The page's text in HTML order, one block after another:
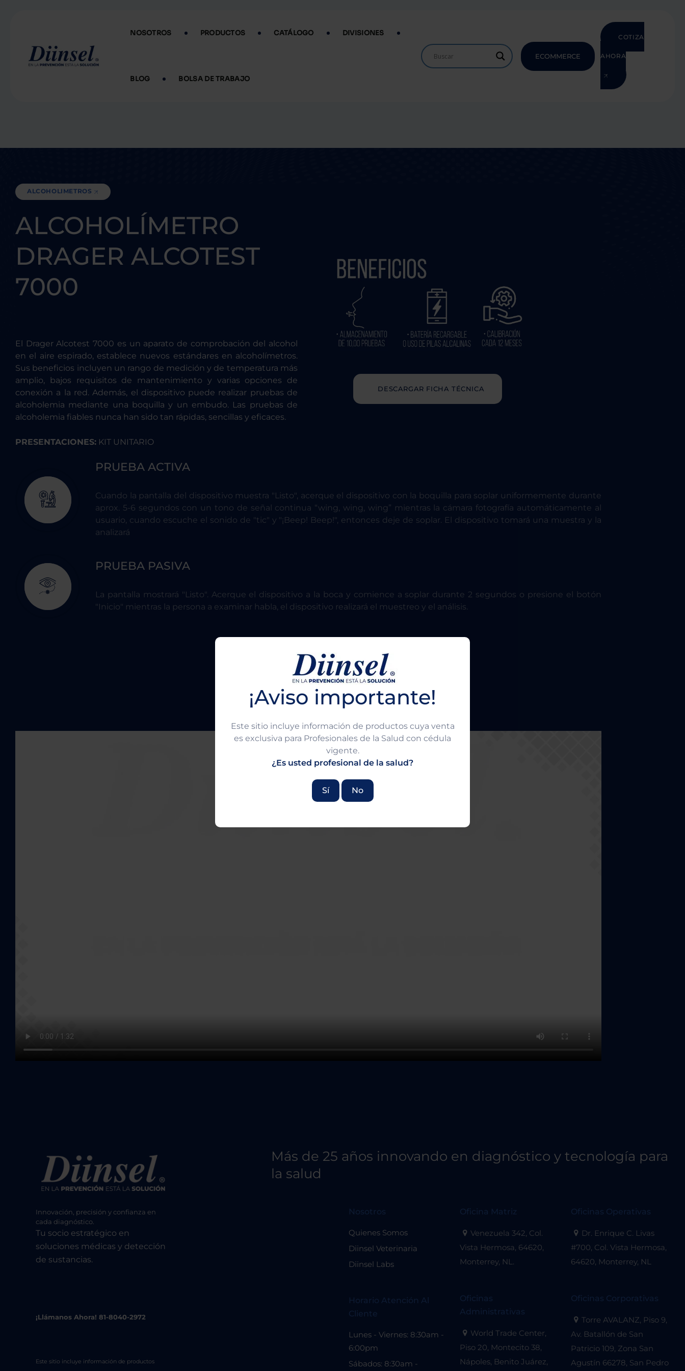
¡Aviso importante!
Este sitio incluye información de productos cuya venta
es exclusiva para Profesionales de la Salud con cédula
vigente.
¿Es usted profesional de la salud?
Sí No
NOSOTROS PRODUCTOS CATÁLOGO DIVISIONES
BLOG BOLSA DE TRABAJO
ECOMMERCE
COTIZA
AHORA
ALCOHOLIMETROS
ALCOHOLÍMETRO
DRAGER ALCOTEST
7000
El Drager Alcotest 7000 es un aparato de comprobación del alcohol
en el aire espirado, establece nuevos estándares en alcoholímetros.
Sus beneficios incluyen un rango de medición y de temperatura más
amplio, bajos requisitos de mantenimiento y varias opciones de
conexión a la red. Además, el dispositivo puede realizar pruebas de
alcoholemia mediante una boquilla y un embudo. Las pruebas de
alcoholemia fiables nunca han sido tan rápidas, sencillas y eficaces.
PRESENTACIONES: KIT UNITARIO
DESCARGAR FICHA TÉCNICA
PRUEBA ACTIVA
Cuando la pantalla del dispositivo muestra "Listo", acerque el dispositivo con la boquilla para soplar uniformemente durante
aprox. 5-6 segundos con un tono de señal continua “wing, wing, wing” mientras la cámara fotografía automáticamente al
usuario, cuando escuche el sonido de "tic" y "¡Beep! Beep!", entonces deje de soplar. El dispositivo tomará una muestra y la
analizará
PRUEBA PASIVA
La pantalla mostrará "Listo". Acerque el dispositivo a la boca y comience a soplar durante 2 segundos o presione el botón
"Inicio" mientras la persona a examinar habla, el dispositivo realizará el muestreo y el análisis.
Más de 25 años innovando en diagnóstico y tecnología para
la salud
Innovación, precisión y confianza en
cada diagnóstico.
Tu socio estratégico en
soluciones médicas y detección
de sustancias.
¡Llámanos Ahora! 81-8040-2972
Este sitio incluye información de productos
Nosotros
Quienes Somos
Diinsel Veterinaria
Diinsel Labs
Horario Atención Al
Cliente
Lunes - Viernes: 8:30am -
6:00pm
Sábados: 8:30am -
Oficina Matriz
Venezuela 342, Col.
Vista Hermosa, 64620,
Monterrey, NL.
Oficinas
Administrativas
World Trade Center,
Piso 20, Montecito 38,
Nápoles, Benito Juárez,
Oficinas Operativas
Dr. Enrique C. Livas
#700, Col. Vista Hermosa,
64620, Monterrey, NL
Oficinas Corporativas
Torre AVALANZ, Piso 9,
Av. Batallón de San
Patricio 109, Zona San
Agustín 66278, San Pedro